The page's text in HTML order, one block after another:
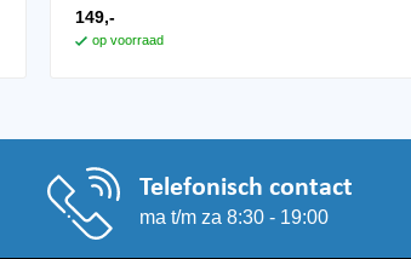
149,-
op voorraad
Telefonisch contact
ma t/m za 8:30 - 19:00